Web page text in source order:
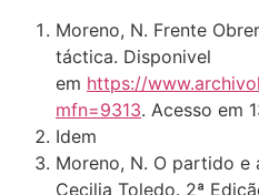
Moreno, N. Frente
táctica. Disponivel
em https://
mfn=9313. Acesso em
Idem
Moreno, N. O partido
Cecilia Toledo. 2ª